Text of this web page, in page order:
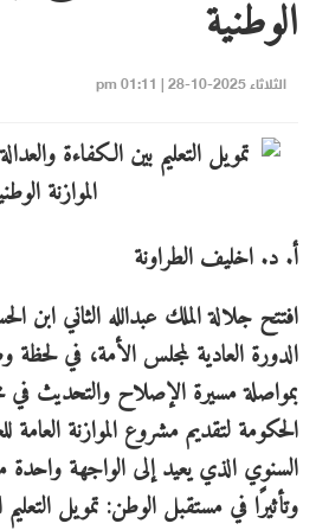
الوطنية
الثلاثاء 2025-10-28 | 01:11 pm
أ. د. اخليف الطراونة
افتتح جلالة الملك عبدالله الثاني
الدورة العادية لمجلس الأمة، في لحظة
بمواصلة مسيرة الإصلاح والتحديث في
الحكومة لتقديم مشروع الموازنة
السنوي الذي يعيد إلى الواجهة واحدة
وتأثيرًا في مستقبل الوطن: تمويل التعليم